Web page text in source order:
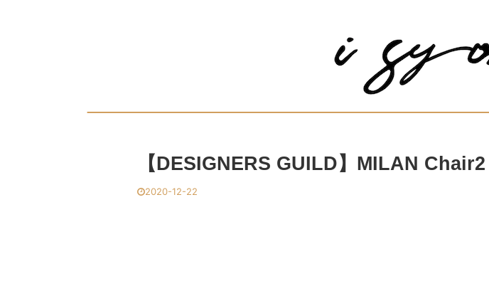
【DESIGNERS GUILD】MILAN Chair2
2020-12-22